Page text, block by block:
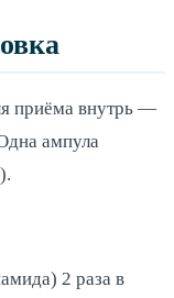
приёма внутрь —
ампула
2 раза в